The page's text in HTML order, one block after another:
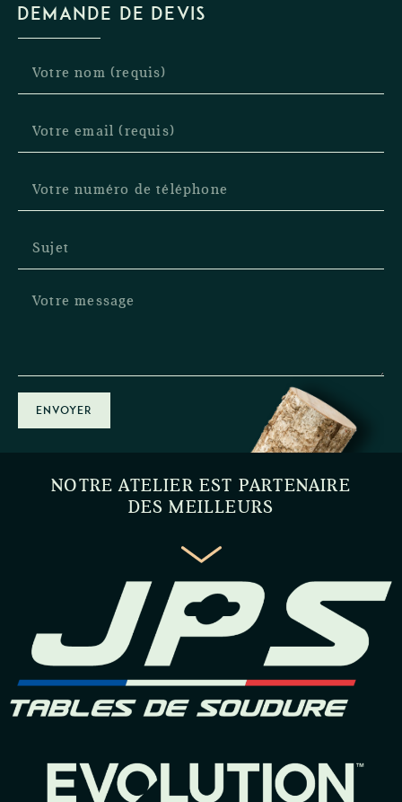
DEMANDE DE DEVIS
ENVOYER
NOTRE ATELIER EST PARTENAIRE
DES MEILLEURS